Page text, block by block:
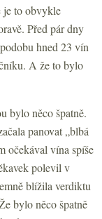
je to obvykle
Před pár dny
hned 23 vín
A že to bylo
bylo něco špatně.
panovat „blbá
očekával vína spíše
polevil v
blížila verdiktu
bylo něco špatně